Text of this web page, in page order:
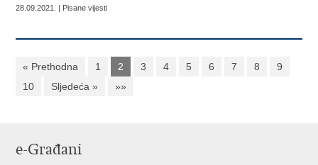
28.09.2021. | Pisane vijesti
« Prethodna 1 2 3 4 5 6 7 8
9
10
Sljedeća » »»
e-Građani